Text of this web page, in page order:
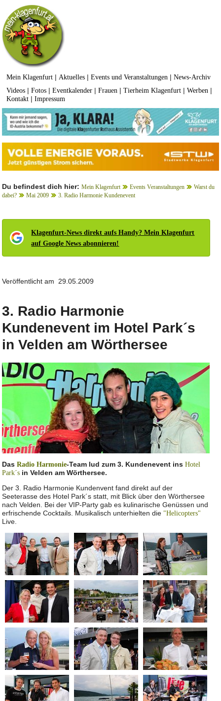
Mein Klagenfurt | Aktuelles |Events und Veranstaltungen |News-Archiv
Videos |Fotos |Eventkalender |Frauen |Tierheim Klagenfurt |Werben |
Kontakt |Impressum
Du befindest dich hier: Mein Klagenfurt Events Veranstaltungen
Warst du
dabei?
Mai 2009 3. Radio Harmonie Kundenevent
Klagenfurt-News direkt aufs Handy? Mein Klagenfurt
auf Google News abonnieren!
Veröffentlicht am 29.05.2009
3. Radio Harmonie
Kundenevent im Hotel Park´s
in Velden am Wörthersee
DasRadio Harmonie-Team lud zum 3. Kundenevent insHotel
Park´s in Velden am Wörthersee.
Der 3. Radio Harmonie Kundenvent fand direkt auf der
Seeterasse des Hotel Park´s statt, mit Blick über den Wörthersee
nach Velden. Bei der VIP-Party gab es kulinarische Genüssen und
erfrischende Cocktails. Musikalisch unterhielten die "Helicopters"
Live.